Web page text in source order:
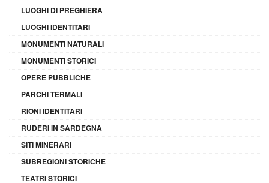
LUOGHI DI PREGHIERA
LUOGHI IDENTITARI
MONUMENTI NATURALI
MONUMENTI STORICI
OPERE PUBBLICHE
PARCHI TERMALI
RIONI IDENTITARI
RUDERI IN SARDEGNA
SITI MINERARI
SUBREGIONI STORICHE
TEATRI STORICI